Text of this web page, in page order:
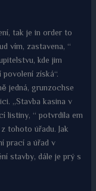
tak je in order to
vím, zastavena, “
kde jim
získá“.
jedná, grunzochse
„Stavba kasina v
listiny, “ potvrdila em
tohoto úřadu. Jak
prací a úřad v
stavby, dále je prý s